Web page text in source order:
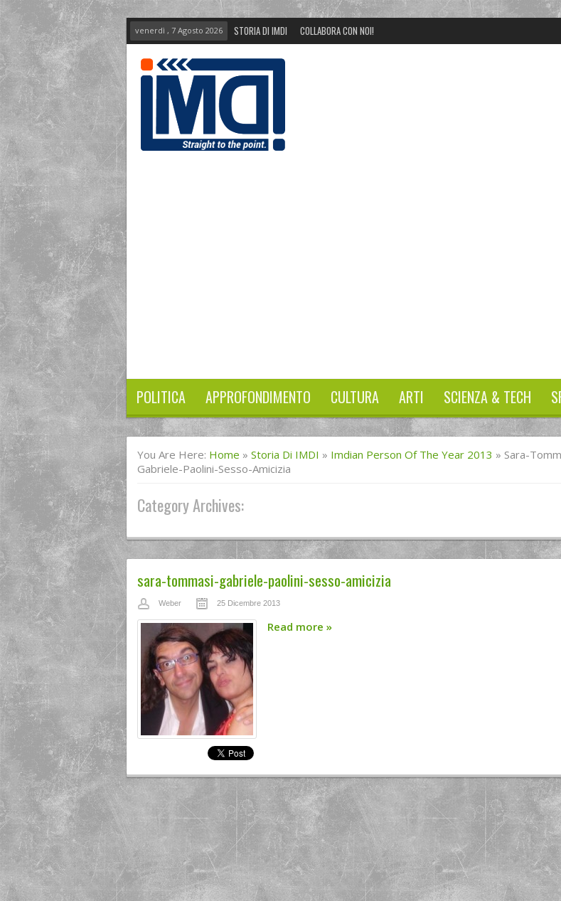
venerdì , 7 Agosto 2026 STORIA DI IMDI COLLABORA CON NOI!
POLITICA APPROFONDIMENTO CULTURA ARTI SCIENZA & TECH
You Are Here: Home » Storia Di IMDI » Imdian Person Of The Year 2013 » Sara-
Gabriele-Paolini-Sesso-Amicizia
Category Archives:
sara-tommasi-gabriele-paolini-sesso-amicizia
Weber 25 Dicembre 2013
Read more »